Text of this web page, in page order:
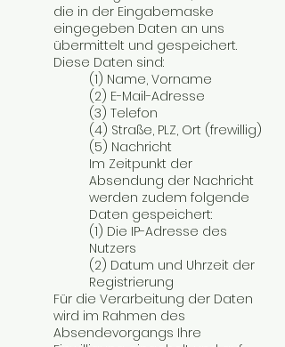
die in der Eingabemaske
eingegeben Daten an uns
übermittelt und gespeichert.
Diese Daten sind:
(1) Name, Vorname
(2) E-Mail-Adresse
(3) Telefon
(4) Straße, PLZ, Ort (frewillig)
(5) Nachricht
Im Zeitpunkt der
Absendung der Nachricht
werden zudem folgende
Daten gespeichert:
(1) Die IP-Adresse des
Nutzers
(2) Datum und Uhrzeit der
Registrierung
Für die Verarbeitung der Daten
wird im Rahmen des
Absendevorgangs Ihre